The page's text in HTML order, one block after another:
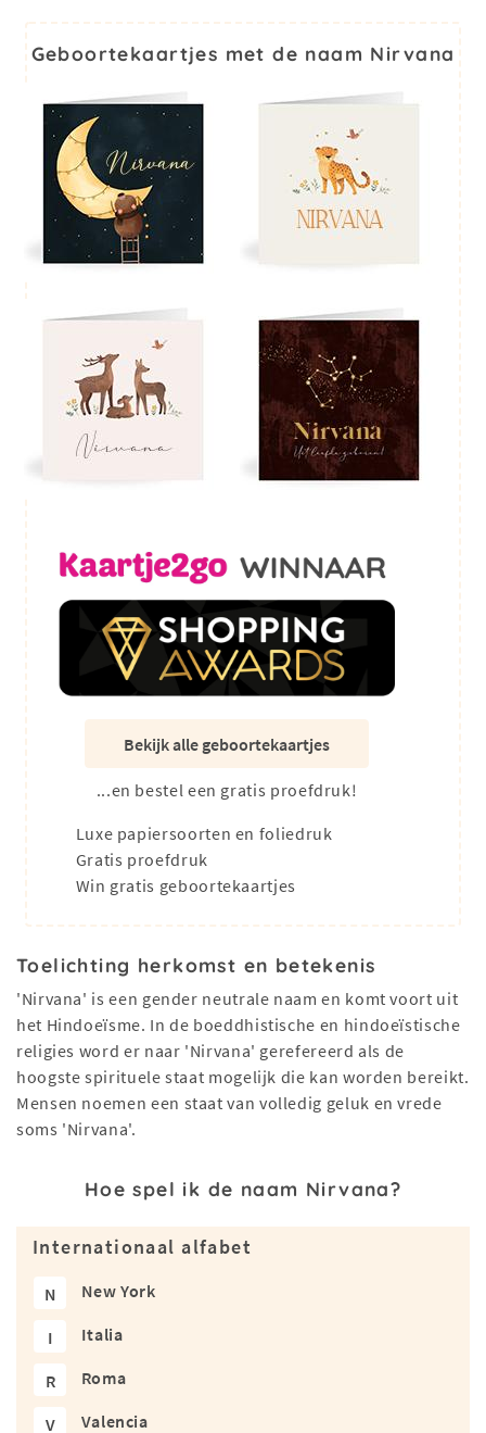
Geboortekaartjes met de naam Nirvana
Bekijk alle geboortekaartjes
...en bestel een gratis proefdruk!
Luxe papiersoorten en foliedruk
Gratis proefdruk
Win gratis geboortekaartjes
Toelichting herkomst en betekenis
'Nirvana' is een gender neutrale naam en komt voort uit
het Hindoeïsme. In de boeddhistische en hindoeïstische
religies word er naar 'Nirvana' gerefereerd als de
hoogste spirituele staat mogelijk die kan worden bereikt.
Mensen noemen een staat van volledig geluk en vrede
soms 'Nirvana'.
Hoe spel ik de naam Nirvana?
Internationaal alfabet
N New York
I Italia
R Roma
V Valencia